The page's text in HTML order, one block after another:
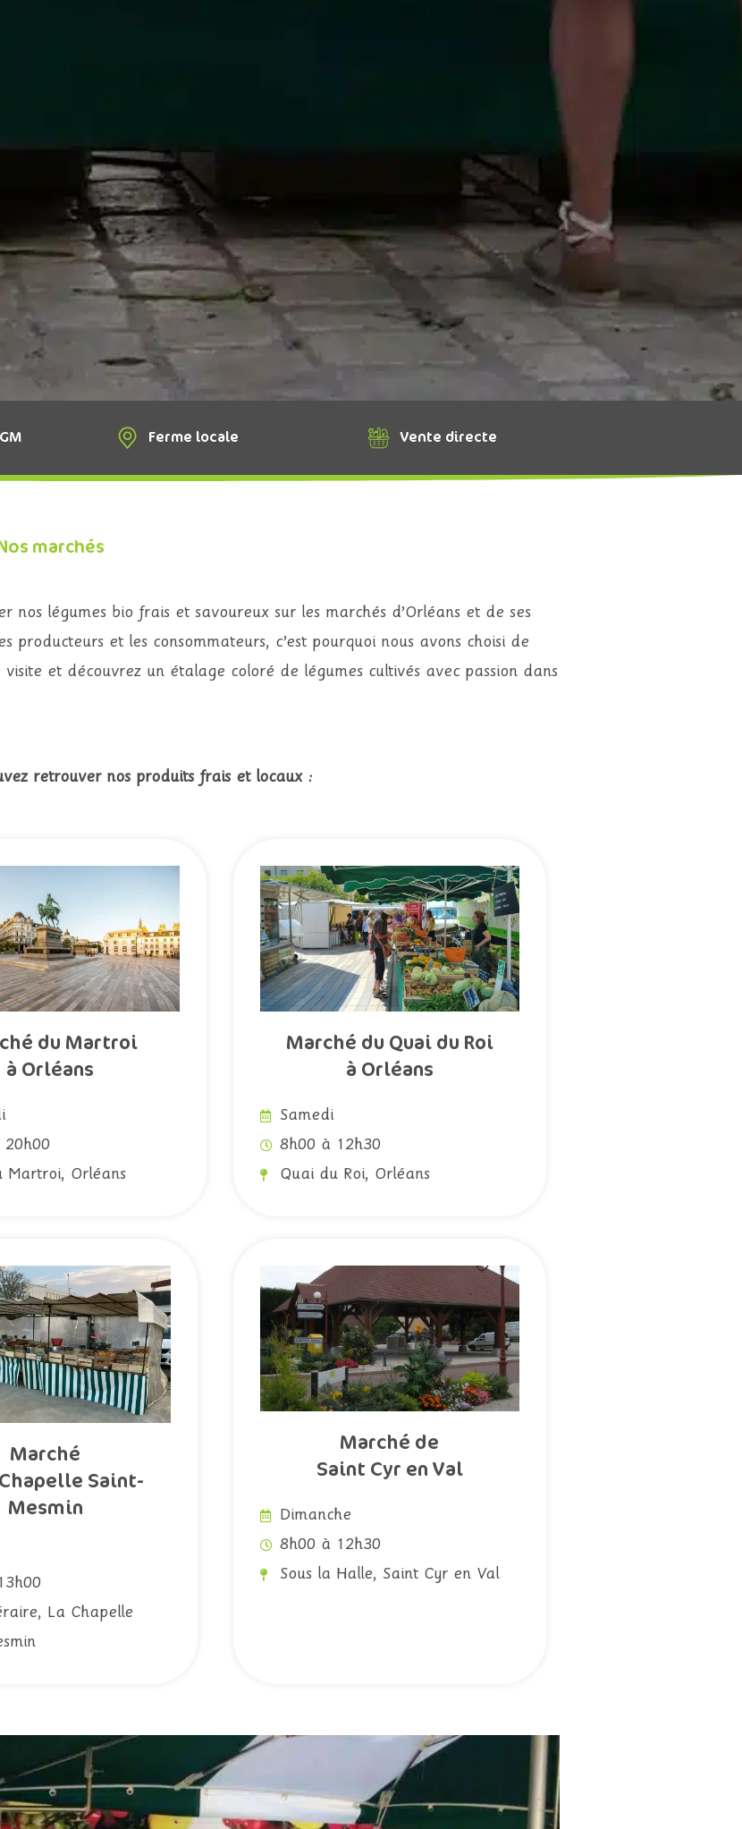
Ferme locale Vente directe
marchés
nos légumes bio frais et savoureux sur les marchés d’Orléans et de ses
et les consommateurs, c’est pourquoi nous avons choisi de
et découvrez un étalage coloré de légumes cultivés avec passion dans
retrouver nos produits frais et locaux :
du Martroi
à Orléans
20h00
Martroi, Orléans
Marché du Quai du Roi
à Orléans
Samedi
8h00 à 12h30
Quai du Roi, Orléans
Marché
Saint-
Mesmin
La Chapelle
Marché de
Saint Cyr en Val
Dimanche
8h00 à 12h30
Sous la Halle, Saint Cyr en Val